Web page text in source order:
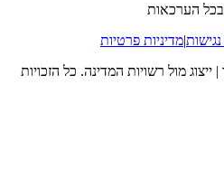
בכל הערכאות
|מדיניות פרטיות
ייצוג מול רשויות המדינה. כל הזכויות